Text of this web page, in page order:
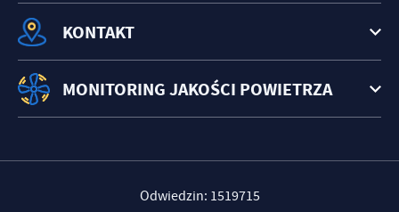
KONTAKT
MONITORING JAKOŚCI POWIETRZA
Odwiedzin: 1519715